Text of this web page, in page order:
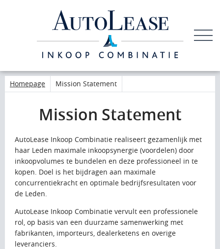
LEDEN
Homepage Mission Statement
Mission Statement
AutoLease Inkoop Combinatie realiseert gezamenlijk met
haar Leden maximale inkoopsynergie (voordelen) door
inkoopvolumes te bundelen en deze professioneel in te
kopen. Doel is het bijdragen aan maximale
concurrentiekracht en optimale bedrijfsresultaten voor
de Leden.
AutoLease Inkoop Combinatie vervult een professionele
rol, op basis van een duurzame samenwerking met
fabrikanten, importeurs, dealerketens en overige
leveranciers.